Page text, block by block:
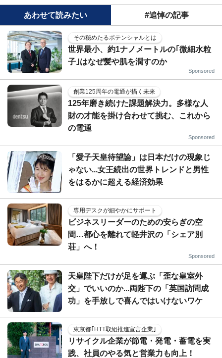
あわせて読みたい #追悼の記事
その秘めたるポテンシャルとは
世界最小、約1ナノメートルの｢微細水粒
子｣はなぜ髪や肌を潤すのか
Sponsored
創業125周年の電通が描く未来
125年磨き続けた課題解決力。多様な人
財の才能を掛け合わせて挑む、これから
の電通
Sponsored
「愛子天皇待望論」は日本だけの現象じ
ゃない...女王続出の世界トレンドと男性
をはるかに超える経済効果
専用デスクが細やかにサポート
ビジネスリーダーのための安らぎの空
間…都心を離れて軽井沢の「シェア別
荘」へ！
Sponsored
天皇陛下だけが足を運ぶ「歪な皇室外
交」でいいのか...両陛下の「英国訪問成
功」を手放しで喜んではいけないワケ
東京都｢HTT取組推進宣言企業｣
リサイクル企業が節電・発電・蓄電を実
践、社員のやる気と営業力も向上！